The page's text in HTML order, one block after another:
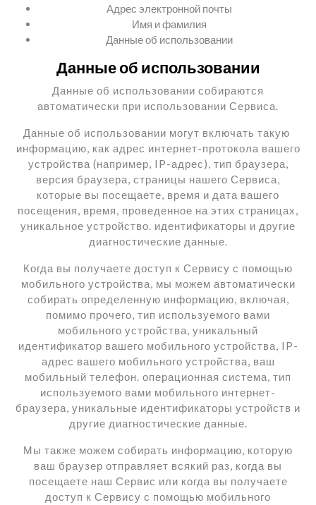
Адрес электронной почты
Имя и фамилия
Данные об использовании
Данные об использовании
Данные об использовании собираются
автоматически при использовании Сервиса.
Данные об использовании могут включать такую ​​
информацию, как адрес интернет-протокола вашего
устройства (например, IP-адрес), тип браузера,
версия браузера, страницы нашего Сервиса,
которые вы посещаете, время и дата вашего
посещения, время, проведенное на этих страницах,
уникальное устройство. идентификаторы и другие
диагностические данные.
Когда вы получаете доступ к Сервису с помощью
мобильного устройства, мы можем автоматически
собирать определенную информацию, включая,
помимо прочего, тип используемого вами
мобильного устройства, уникальный
идентификатор вашего мобильного устройства, IP-
адрес вашего мобильного устройства, ваш
мобильный телефон. операционная система, тип
используемого вами мобильного интернет-
браузера, уникальные идентификаторы устройств и
другие диагностические данные.
Мы также можем собирать информацию, которую
ваш браузер отправляет всякий раз, когда вы
посещаете наш Сервис или когда вы получаете
доступ к Сервису с помощью мобильного